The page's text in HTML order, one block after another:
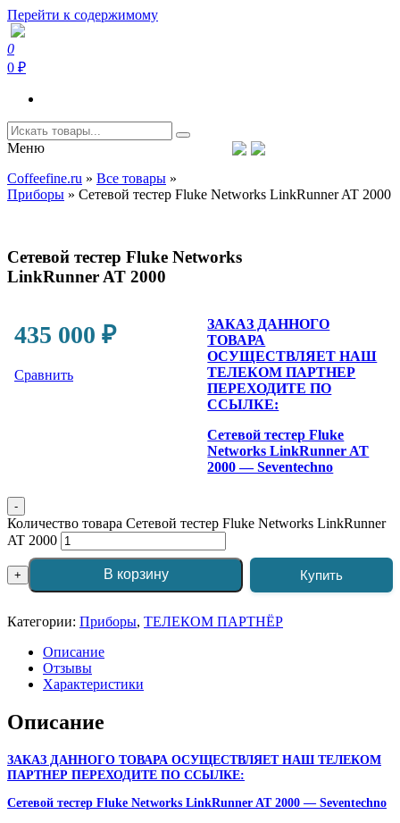
Перейти к содержимому
Coffeefine.ru
Интернет-магазин кофемашин и кофейной техники для дома
0
0 ₽
Меню
Coffeefine.ru » Все товары »
Приборы » Сетевой тестер Fluke Networks LinkRunner AT 2000
Сетевой тестер Fluke Networks
LinkRunner AT 2000
435 000 ₽
Сравнить
ЗАКАЗ ДАННОГО
ТОВАРА
ОСУЩЕСТВЛЯЕТ НАШ
ТЕЛЕКОМ ПАРТНЕР
ПЕРЕХОДИТЕ ПО
ССЫЛКЕ:
Сетевой тестер Fluke
Networks LinkRunner AT
2000 — Seventechno
-
Количество товара Сетевой тестер Fluke Networks LinkRunner
AT 2000
+ В корзину Купить
Категории: Приборы, ТЕЛЕКОМ ПАРТНЁР
Описание
Отзывы
Характеристики
Описание
ЗАКАЗ ДАННОГО ТОВАРА ОСУЩЕСТВЛЯЕТ НАШ ТЕЛЕКОМ
ПАРТНЕР ПЕРЕХОДИТЕ ПО ССЫЛКЕ:
Сетевой тестер Fluke Networks LinkRunner AT 2000 — Seventechno